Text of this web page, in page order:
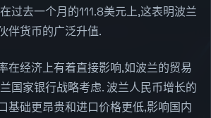
过去一个月的111.8美元上,这表明波兰
伴货币的广泛升值.
在经济上有着直接影响,如波兰的贸易
国家银行战略考虑. 波兰人民币增长的
基础更昂贵和进口价格更低,影响国内